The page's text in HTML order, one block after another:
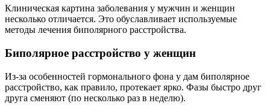
Клиническая картина заболевания у мужчин и женщин
несколько отличается. Это обуславливает используемые
методы лечения биполярного расстройства.
Биполярное расстройство у женщин
Из-за особенностей гормонального фона у дам биполярное
расстройство, как правило, протекает ярко. Фазы быстро друг
друга сменяют (по несколько раз в неделю).